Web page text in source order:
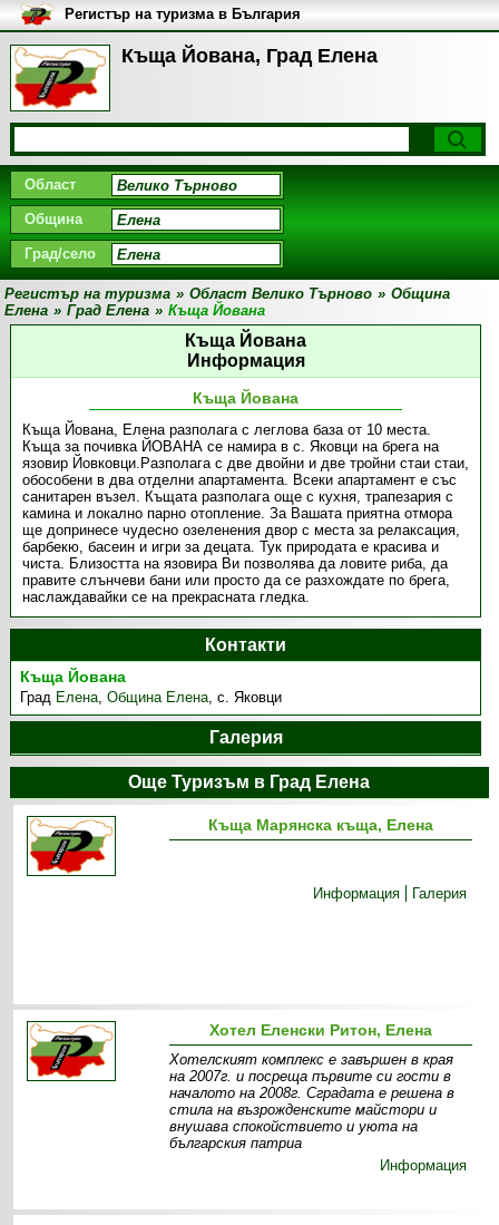
Къща Йована, Град Елена
Регистър на туризма в България
Област
Община
Град/село
Регистър на туризма » Област Велико Търново » Община
Елена » Град Елена » Къща Йована
Къща Йована
Информация
Къща Йована
Къща Йована, Елена разполага с леглова база от 10 места.
Къща за почивка ЙОВАНА се намира в с. Яковци на брега на
язовир Йовковци.Разполага с две двойни и две тройни стаи стаи,
обособени в два отделни апартамента. Всеки апартамент е със
санитарен възел. Къщата разполага още с кухня, трапезария с
камина и локално парно отопление. За Вашата приятна отмора
ще допринесе чудесно озеленения двор с места за релаксация,
барбекю, басеин и игри за децата. Тук природата е красива и
чиста. Близостта на язовира Ви позволява да ловите риба, да
правите слънчеви бани или просто да се разхождате по брега,
наслаждавайки се на прекрасната гледка.
Контакти
Къща Йована
Град Елена,Община Елена,с. Яковци
Галерия
Още Туризъм в Град Елена
Къща Марянска къща, Елена
Информация Галерия
Хотел Еленски Ритон, Елена
Хотелският комплекс е завършен в края
на 2007г. и посреща първите си гости в
началото на 2008г. Сградата е решена в
стила на възрожденските майстори и
внушава спокойствието и уюта на
българския патриа
Информация